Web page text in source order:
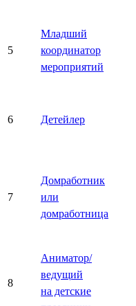
5
Младший
координатор
мероприятий
6 Детейлер
7
Домработник
или
домработница
8
Аниматор/
ведущий
на детские